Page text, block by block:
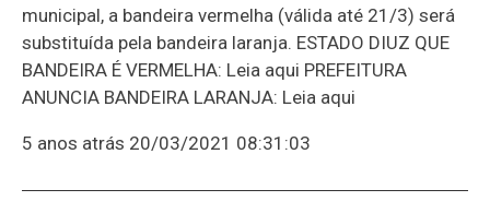
municipal, a bandeira vermelha (válida até 21/3) será
substituída pela bandeira laranja. ESTADO DIUZ QUE
BANDEIRA É VERMELHA: Leia aqui PREFEITURA
ANUNCIA BANDEIRA LARANJA: Leia aqui
5 anos atrás 20/03/2021 08:31:03